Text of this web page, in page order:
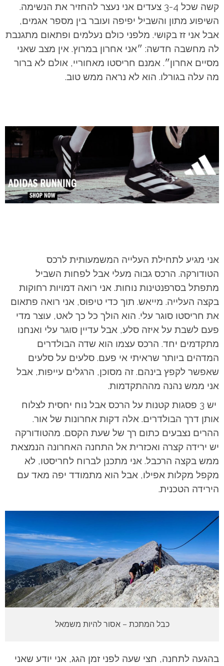
קשה שכל 3-4 צעדים אני נעצר להחזיר את הנשימה.
השיפוע מתון והשביל יפיפה ועובר בין מספר אגמים,
אבל אני זז בקושי. מלפני כולם נעלמים ופתאום מתגנבת
לה מחשבה חדשה: ״אני אחרון במרוץ. אין מצב שאני
מסיים אחרון״. אמנם חריסטו מאחוריי, אולם לא ברור
מה עלה בגורלו. הוא לא נראה ממש טוב.
אני מגיע לתחילת העלייה המשמעותית לרכס
הטודורקה. הרכס גבוה מעלי אבל לפחות השביל
מתפתל בסרפנטינות נוחות. אני רואה דמויות רחוקות
בקצה העלייה. מייאש. תוך כדי טיפוס, אני רואה פתאום
את חריסטו סוגר עלי. הוא הולך כל כך לאט, עוצר מדי
פעם לשבת על איזה סלע, אבל עדיין סוגר עלי ואנחנו
מתקדמים יחד. הרכס עצמו הוא שדה הבולדרים
המדהים ביותר שראיתי אי פעם. סלעים על סלעים
שאפשר לקפץ בינהם. זה מסוכן, הרגלים עייפות, אבל
אני ממש נהנה מההתקדמות.
יש 3 פסגות קטנות על הרכס אבל נוח יחסית לצלוח
אותן דרך הבולדרים. אלה דקות אחרונות של אור.
ההרים נצבעים כתום רך של שעת הקסם. מהטודורקה
יש ירידה קצרה ואכזרית אל התחנה האחרונה הנמצאת
ממש בקצה הרכבל. אני מתכנן לברוח לחריסטו, לא
מקפל מקלות אפילו, אבל הוא מתמודד יפה מאד עם
הירידה הטכנית.
כבל המתכת – אסור להיות משמאל
בהגעה לתחנה, חצי שעה לפני זמן הגג, אני יודע שאני